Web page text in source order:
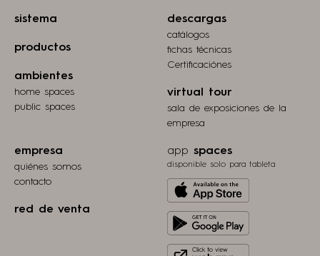
sistema
productos
ambientes
home spaces
public spaces
descargas
catálogos
fichas técnicas
Certificaciónes
virtual tour
sala de exposiciones de la
empresa
empresa
quiénes somos
contacto
red de venta
app spaces
disponible solo para tableta
from
store
it